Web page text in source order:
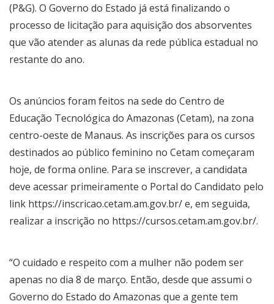
(P&G). O Governo do Estado já está finalizando o
processo de licitação para aquisição dos absorventes
que vão atender as alunas da rede pública estadual no
restante do ano.
Os anúncios foram feitos na sede do Centro de
Educação Tecnológica do Amazonas (Cetam), na zona
centro-oeste de Manaus. As inscrições para os cursos
destinados ao público feminino no Cetam começaram
hoje, de forma online. Para se inscrever, a candidata
deve acessar primeiramente o Portal do Candidato pelo
link https://inscricao.cetam.am.gov.br/ e, em seguida,
realizar a inscrição no https://cursos.cetam.am.gov.br/.
“O cuidado e respeito com a mulher não podem ser
apenas no dia 8 de março. Então, desde que assumi o
Governo do Estado do Amazonas que a gente tem